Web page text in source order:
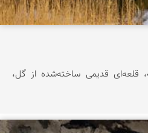
قلعه‌ای قدیمی ساخته‌شده از گل،